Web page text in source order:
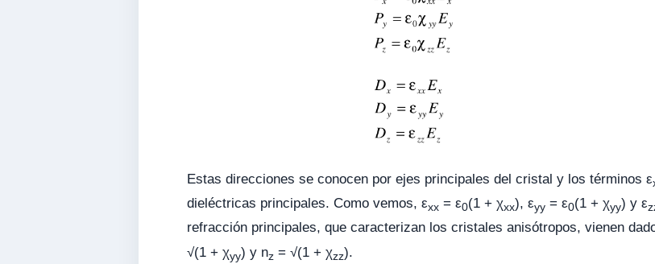
Estas direcciones se conocen por ejes principales del cristal y los términos ε
dieléctricas principales. Como vemos, εxx = ε0(1 + χxx), εyy = ε0(1 + χyy) y ε
refracción principales, que caracterizan los cristales anisótropos, vienen
√(1 + χyy) y nz = √(1 + χzz).